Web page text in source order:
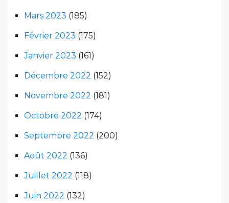
Mars 2023 (185)
Février 2023 (175)
Janvier 2023 (161)
Décembre 2022 (152)
Novembre 2022 (181)
Octobre 2022 (174)
Septembre 2022 (200)
Août 2022 (136)
Juillet 2022 (118)
Juin 2022 (132)